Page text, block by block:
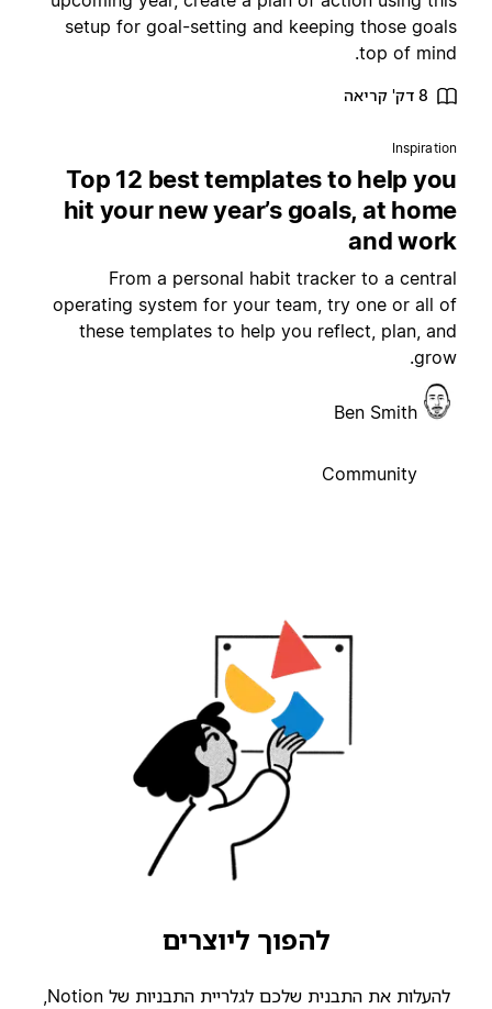
setup for goal-setting and keeping those
top of
8 דק' קריאה
Top 12 best templates to help
hit your new year’s goals, at
and
From a personal habit tracker to a
operating system for your team, try one or all
these templates to help you reflect, plan,
Ben Smith
Community
להפוך ליוצרים
להעלות את התבנית שלכם לגלריית התבניות של Notion,